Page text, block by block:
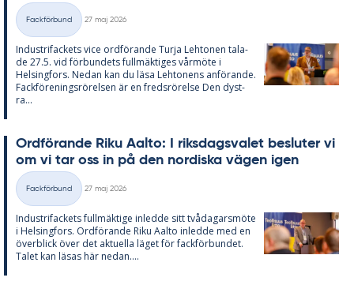
Kategorier
Fackförbund
27 maj 2026
In­du­stri­fac­kets vice ord­fö­ran­de Turja Lehto­nen ta­la­
de 27.5. vid för­bun­dets full­mäk­ti­ges vår­möte i
Helsing­fors. Ne­dan kan du läsa Lehto­nens an­fö­ran­de.
Fack­för­e­nings­rö­rel­sen är en freds­rö­rel­se Den dyst­
ra...
Ord­fö­ran­de Riku Aal­to: I riks­dags­va­let be­slu­ter vi
om vi tar oss in på den nor­dis­ka vägen igen
Kategorier
Fackförbund
27 maj 2026
In­du­stri­fac­kets full­mäk­ti­ge in­led­de sitt två­da­garsmöte
i Helsing­fors. Ord­fö­ran­de Riku Aal­to in­led­de med en
över­blick över det ak­tu­el­la lä­get för fack­för­bun­det.
Ta­let kan lä­sas här ne­dan....